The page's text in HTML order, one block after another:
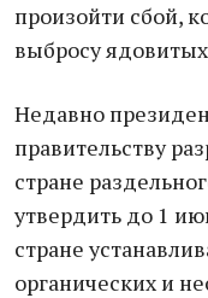
произойти сбой,
выбросу ядовитых
Недавно
правительству
стране
утвердить до 1
стране
органических и